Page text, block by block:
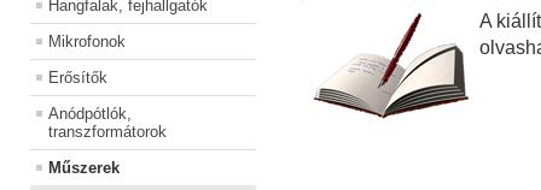
Hangfalak, fejhallgatók
Mikrofonok
Erősítők
Anódpótlók,
transzformátorok
Műszerek
A